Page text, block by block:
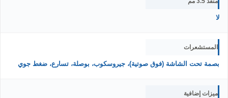
لا
المستشعرات
بصمة تحت الشاشة (فوق صوتية)، جيروسكوب، بوصلة، تسارع، ضغط جوي
ميزات إضافية